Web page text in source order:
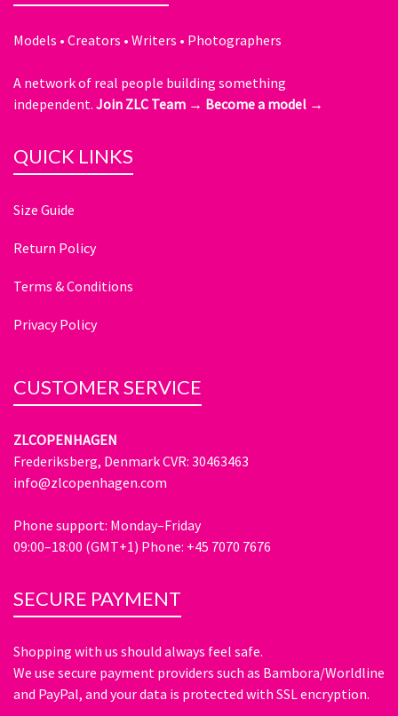
Models • Creators • Writers • Photographers
A network of real people building something
independent. Join ZLC Team → Become a model →
QUICK LINKS
Size Guide
Return Policy
Terms & Conditions
Privacy Policy
CUSTOMER SERVICE
ZLCOPENHAGEN
Frederiksberg, Denmark CVR: 30463463
info@zlcopenhagen.com
Phone support: Monday–Friday
09:00–18:00 (GMT+1) Phone: +45 7070 7676
SECURE PAYMENT
Shopping with us should always feel safe.
We use secure payment providers such as Bambora/Worldline
and PayPal, and your data is protected with SSL encryption.